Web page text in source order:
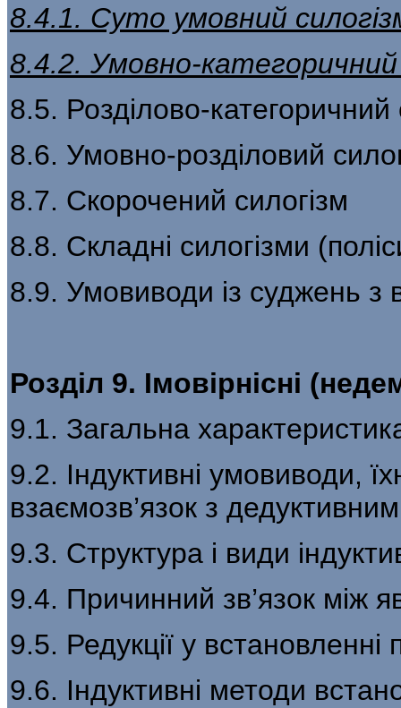
8.4.1. Суто умовний
8.4.2. Умовно-категоричний
8.5. Розділово-категоричний
8.6. Умовно-розділовий
8.7. Скорочений силогізм
8.8. Складні силогізми
8.9. Умовиводи із суджень з
Розділ 9. Імовірнісні
9.1. Загальна
9.2. Індуктивні умовиводи,
взаємозв’язок з
9.3. Структура і види
9.4. Причинний зв’язок між
9.5. Редукції у встановленні
9.6. Індуктивні методи